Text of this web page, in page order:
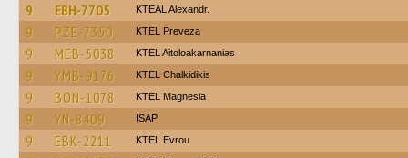
9 EBH-7705 KTEAL Alexandr.
9 PZE-7350 KTEL Preveza
9 MEB-5038 KTEL Aitoloakarnanias
9 YMB-9176 ΚΤΕL Chalkidikis
9 BON-1078 ΚΤΕL Magnesia
9 YN-8409 ISAP
9 EBK-2211 KTEL Evrou